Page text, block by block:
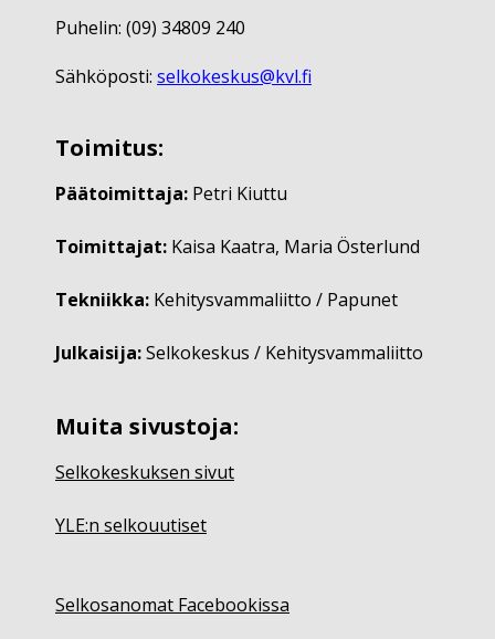
Puhelin: (09) 34809 240
Sähköposti: selkokeskus@kvl.fi
Toimitus:
Päätoimittaja: Petri Kiuttu
Toimittajat: Kaisa Kaatra, Maria Österlund
Tekniikka: Kehitysvammaliitto / Papunet
Julkaisija:Selkokeskus / Kehitysvammaliitto
Muita sivustoja:
Selkokeskuksen sivut
YLE:n selkouutiset
Selkosanomat Facebookissa